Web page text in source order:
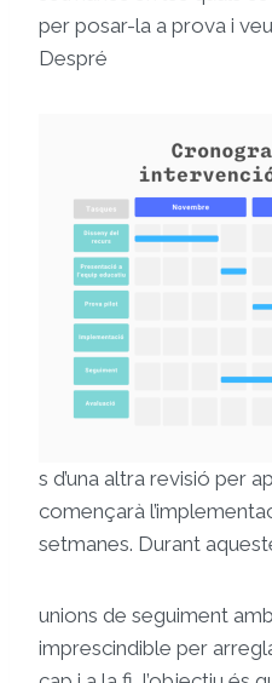
per posar-la a prova i
Despré
s d’una altra revisió per
començarà
setmanes. Durant
unions de seguiment
imprescindible per